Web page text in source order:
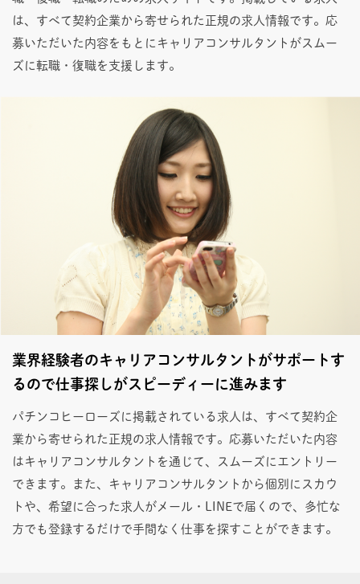
は、すべて契約企業から寄せられた正規の求人情報です。応
募いただいた内容をもとにキャリアコンサルタントがスムー
ズに転職・復職を支援します。
業界経験者のキャリアコンサルタントがサポートす
るので仕事探しがスピーディーに進みます
パチンコヒーローズに掲載されている求人は、すべて契約企
業から寄せられた正規の求人情報です。応募いただいた内容
はキャリアコンサルタントを通じて、スムーズにエントリー
できます。また、キャリアコンサルタントから個別にスカウ
トや、希望に合った求人がメール・LINEで届くので、多忙な
方でも登録するだけで手間なく仕事を探すことができます。